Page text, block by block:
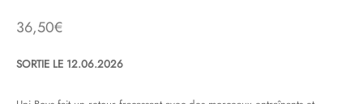
36,50€
SORTIE LE 12.06.2026
HIP-HOP